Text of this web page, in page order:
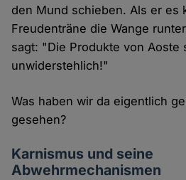
den Mund schieben. Als er es
Freudenträne die Wange
sagt: "Die Produkte von Aoste
unwiderstehlich!"
Was haben wir da eigentlich
gesehen?
Karnismus und seine
Abwehrmechanismen